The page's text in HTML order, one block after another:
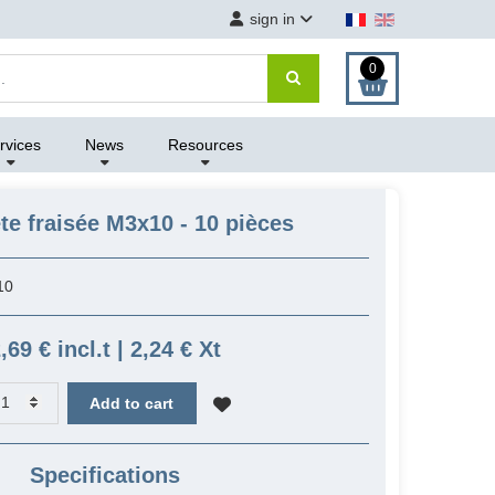
sign in
0
News Resources
fraisée M3x10 - 10 pièces
€ incl.t | 2,24 € Xt
Add to cart
Specifications